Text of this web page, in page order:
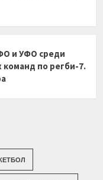
и УФО среди
команд по регби-7.